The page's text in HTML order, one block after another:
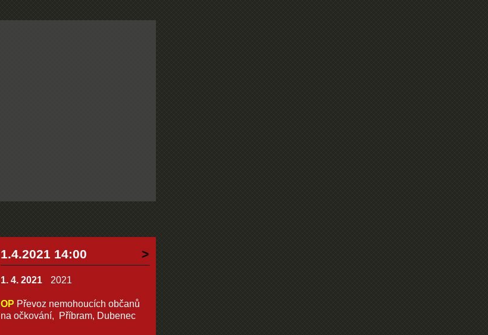
1.4.2021 14:00
1. 4. 2021 2021
OP Převoz nemohoucích občanů
na očkování, Příbram, Dubenec